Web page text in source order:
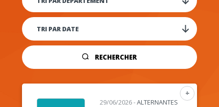
RECHERCHER
+
29/06/2026-ALTERNANTES